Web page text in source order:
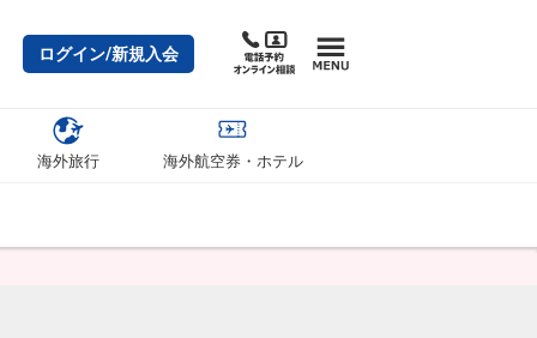
ログイン/新規入会
海外旅行 海外航空券・ホテル